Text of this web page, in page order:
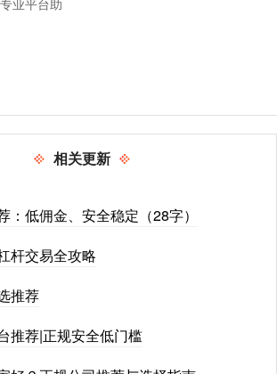
相关更新
：低佣金、安全稳定（28字）
杆交易全攻略
推荐
推荐|正规安全低门槛